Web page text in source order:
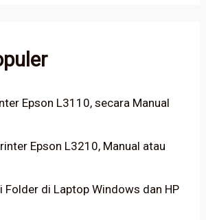
Epson L3110, secara Manual
Epson L3210, Manual atau
Folder di Laptop Windows dan HP